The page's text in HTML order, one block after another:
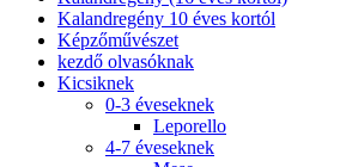
Kalandregény 10 éves kortól
Képzőművészet
kezdő olvasóknak
Kicsiknek
0-3 éveseknek
Leporello
4-7 éveseknek